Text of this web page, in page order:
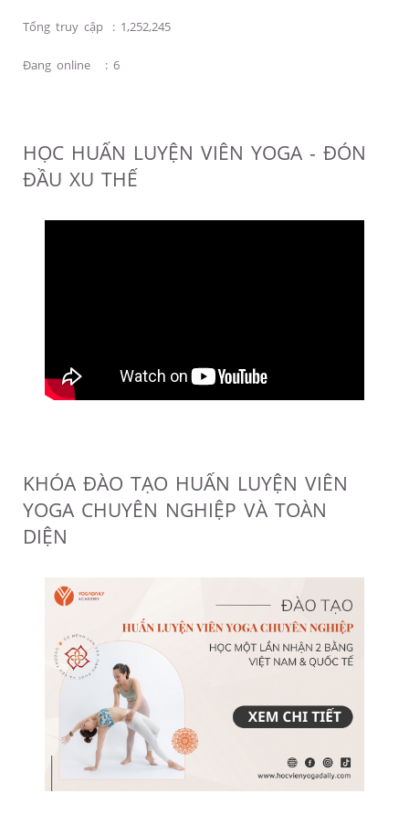
Tổng truy cập : 1,252,245
Đang online : 6
HỌC HUẤN LUYỆN VIÊN YOGA - ĐÓN
ĐẦU XU THẾ
KHÓA ĐÀO TẠO HUẤN LUYỆN VIÊN
YOGA CHUYÊN NGHIỆP VÀ TOÀN
DIỆN